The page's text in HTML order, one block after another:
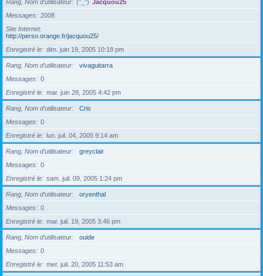
Rang, Nom d’utilisateur (°_°) Jacquou25
Messages
2008
Site Internet
http://perso.orange.fr/jacquou25/
Enregistré le
dim. juin 19, 2005 10:18 pm
Rang, Nom d’utilisateur
vivaguitarra
Messages
0
Enregistré le
mar. juin 28, 2005 4:42 pm
Rang, Nom d’utilisateur
Cris
Messages
0
Enregistré le
lun. juil. 04, 2005 9:14 am
Rang, Nom d’utilisateur
greyclair
Messages
0
Enregistré le
sam. juil. 09, 2005 1:24 pm
Rang, Nom d’utilisateur
oryenthal
Messages
0
Enregistré le
mar. juil. 19, 2005 3:46 pm
Rang, Nom d’utilisateur
ouide
Messages
0
Enregistré le
mer. juil. 20, 2005 11:53 am